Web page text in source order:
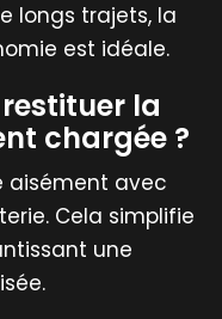
longs trajets, la
est idéale.
la
chargée ?
aisément avec
Cela simplifie
une